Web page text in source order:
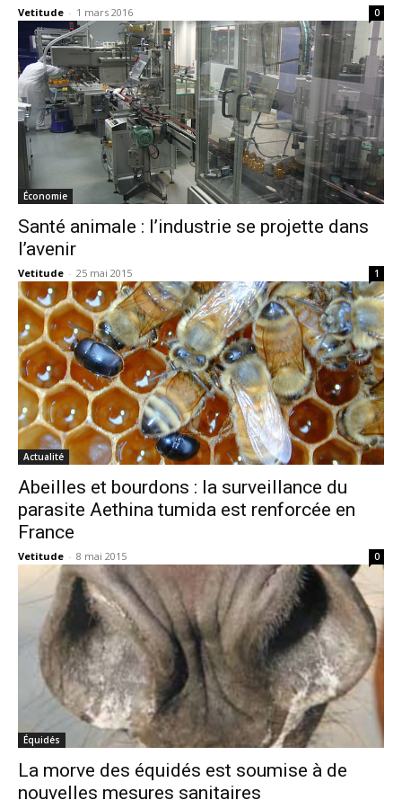
Vetitude - 1 mars 2016 0
Économie
Santé animale : l’industrie se projette dans
l’avenir
Vetitude - 25 mai 2015 1
Actualité
Abeilles et bourdons : la surveillance du
parasite Aethina tumida est renforcée en
France
Vetitude - 8 mai 2015 0
Équidés
La morve des équidés est soumise à de
nouvelles mesures sanitaires